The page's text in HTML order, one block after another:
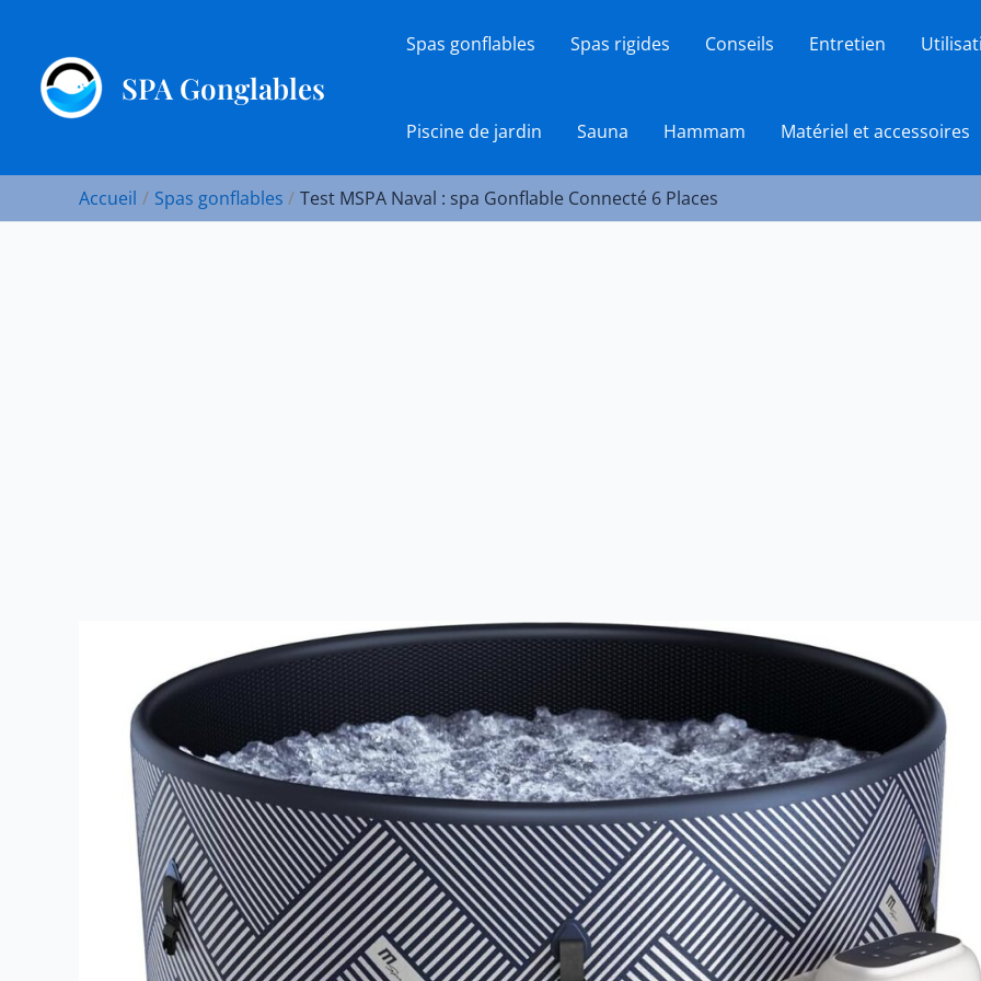
contenu
SPA Gonglables
Spas gonflables Spas rigides Conseils Entretien
Piscine de jardin Sauna Hammam Matériel et accessoires
Accueil Spas gonflables Test MSPA Naval : spa Gonflable Connecté 6 Places